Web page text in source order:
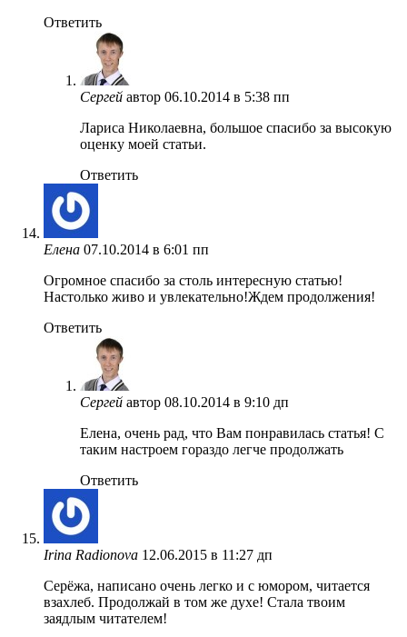
Ответить
Сергей автор 06.10.2014 в 5:38 пп
Лариса Николаевна, большое спасибо за высокую
оценку моей статьи.
Ответить
Елена 07.10.2014 в 6:01 пп
Огромное спасибо за столь интересную статью!
Настолько живо и увлекательно!Ждем продолжения!
Ответить
Сергей автор 08.10.2014 в 9:10 дп
Елена, очень рад, что Вам понравилась статья! С
таким настроем гораздо легче продолжать
Ответить
Irina Radionova 12.06.2015 в 11:27 дп
Серёжа, написано очень легко и с юмором, читается
взахлеб. Продолжай в том же духе! Стала твоим
заядлым читателем!